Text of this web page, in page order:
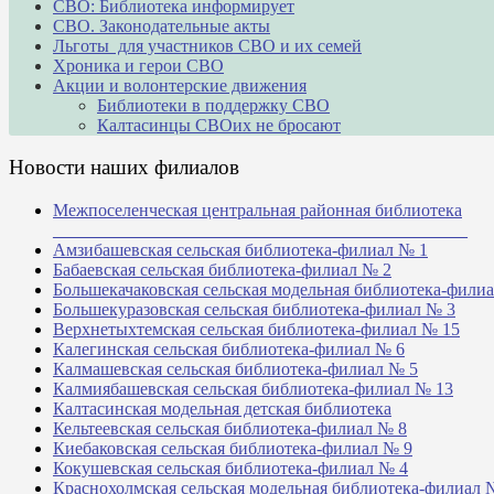
СВО: Библиотека информирует
СВО. Законодательные акты
Льготы для участников СВО и их семей
Хроника и герои СВО
Акции и волонтерские движения
Библиотеки в поддержку СВО
Калтасинцы СВОих не бросают
Новости наших филиалов
Межпоселенческая центральная районная библиотека
Амзибашевская сельская библиотека-филиал № 1
Бабаевская сельская библиотека-филиал № 2
Большекачаковская сельская модельная библиотека-
Большекуразовская сельская библиотека-филиал № 3
Верхнетыхтемская сельская библиотека-филиал № 15
Калегинская сельская библиотека-филиал № 6
Калмашевская сельская библиотека-филиал № 5
Калмиябашевская сельская библиотека-филиал № 13
Калтасинская модельная детская библиотека
Кельтеевская сельская библиотека-филиал № 8
Киебаковская сельская библиотека-филиал № 9
Кокушевская сельская библиотека-филиал № 4
Краснохолмская сельская модельная библиотека-филиал